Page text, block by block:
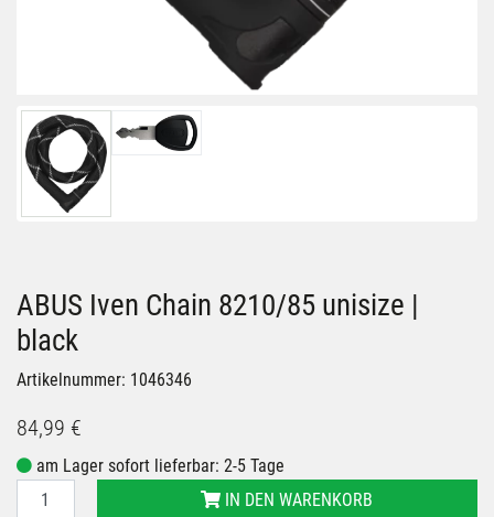
ABUS Iven Chain 8210/85 unisize |
black
Artikelnummer: 1046346
84,99 €
am Lager sofort lieferbar: 2-5 Tage
IN DEN WARENKORB